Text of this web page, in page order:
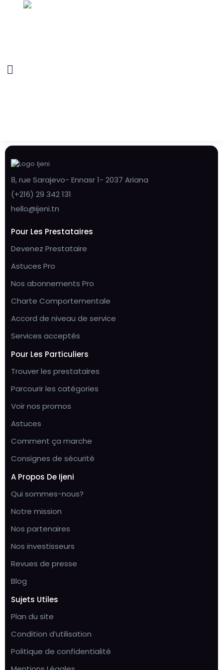
8, rue Sarajevo- Ennasr 1- 2037 Ariana
(+216) 29 342 131
hello@ijeni.tn
Pour Les Prestataires
Devenez Prestataire
Astuces Pro
Nos abonnements Pro
Charte Comportementale
Accord de niveau de service
Services acceptés
Pour Les Particuliers
Trouver les prestataires
Parcourir les catégories
Voir nos promos
Astuces
Comment ça marche
Consignes de sécurité
A Propos De Ijeni
Qui sommes-nous?
Notre mission
Nos partenaires
Nos investisseurs
Revues de presse
Blog
Sujets Utiles
Plan du site
Condition d’utilisation
Politique de confidentialité